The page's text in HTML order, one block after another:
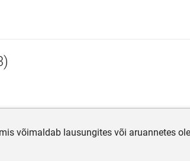
võimaldab lausungites või aruannetes